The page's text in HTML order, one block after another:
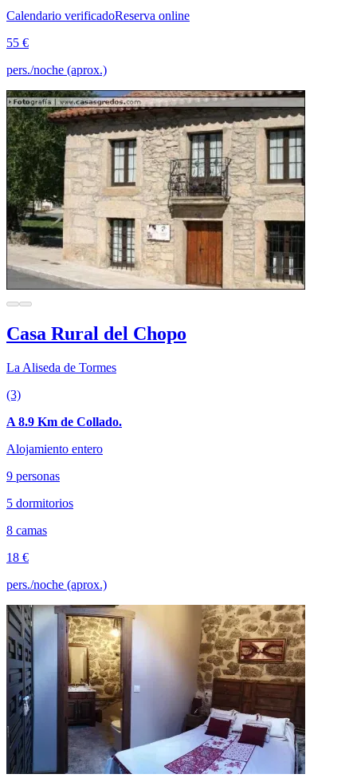
Calendario verificadoReserva online
55 €
pers./noche (aprox.)
Casa Rural del Chopo
La Aliseda de Tormes
(3)
A 8.9 Km de Collado.
Alojamiento entero
9 personas
5 dormitorios
8 camas
18 €
pers./noche (aprox.)